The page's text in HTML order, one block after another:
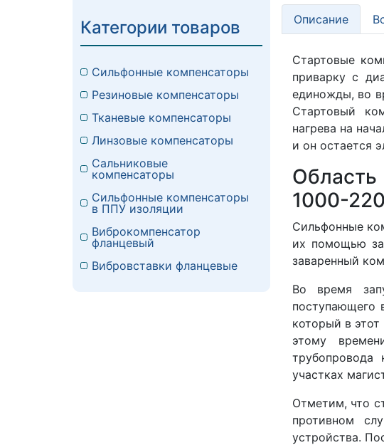
Описание
Стартовые
приварку с
единожды, во
Стартовый
нагрева на
и он остается
1000-220
Сильфонные
их помощью
заваренный
Во время
поступающего
который в
этому
участках
Отметим, что
противном
устройства.
Категории товаров
Сильфонные компенсаторы
Резиновые компенсаторы
Тканевые компенсаторы
Линзовые компенсаторы
Сальниковые
компенсаторы
Сильфонные компенсаторы
в ППУ изоляции
Виброкомпенсатор
фланцевый
Вибровставки фланцевые